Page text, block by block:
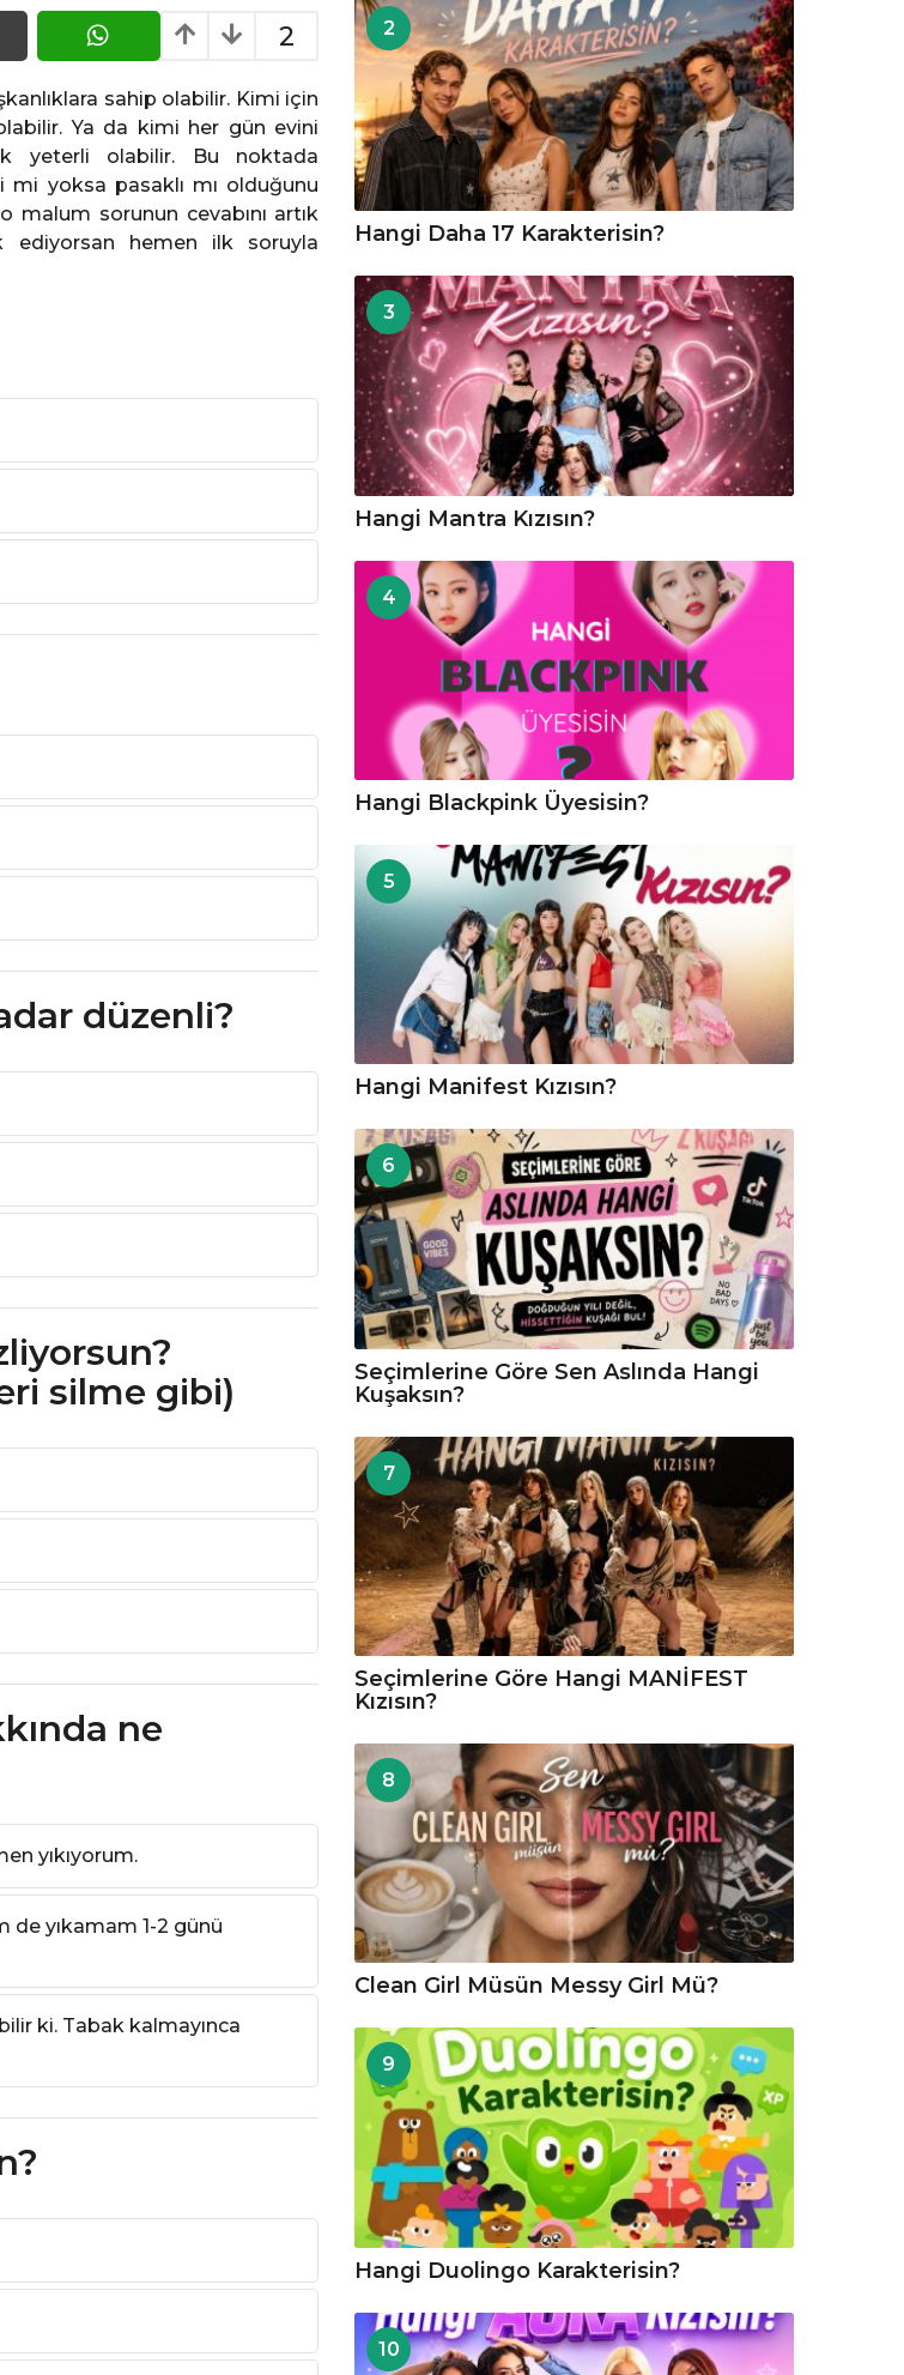
2
WhatsApp
sahip olabilir. Kimi için
Ya da kimi her gün evini
yeterli olabilir. Bu noktada
mi yoksa pasaklı mı olduğunu
malum sorunun cevabını artık
ediyorsan hemen ilk soruyla
düzenli?
silme gibi)
ne
yıkıyorum.
yıkamam 1-2 günü
ki. Tabak kalmayınca
2
Hangi Daha 17 Karakterisin?
3
Hangi Mantra Kızısın?
4
Hangi Blackpink Üyesisin?
5
Hangi Manifest Kızısın?
6
Seçimlerine Göre Sen Aslında Hangi
Kuşaksın?
7
Seçimlerine Göre Hangi MANİFEST
Kızısın?
8
Clean Girl Müsün Messy Girl Mü?
9
Hangi Duolingo Karakterisin?
10